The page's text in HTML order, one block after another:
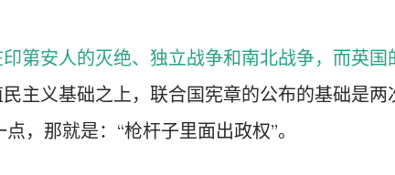
第安人的灭绝、独立战争和南北战争，而英国
主义基础之上，联合国宪章的公布的基础是两
，那就是：“枪杆子里面出政权”。